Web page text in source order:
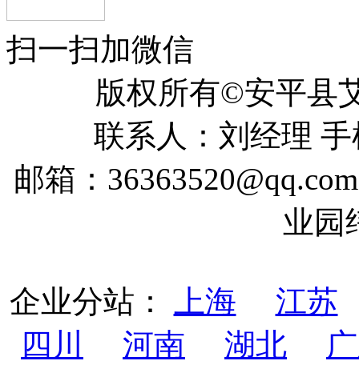
扫一扫加微信
版权所有©安平
联系人：刘经理 手
邮箱：
业园
企业分站： 上海
江苏
四川
河南 湖北